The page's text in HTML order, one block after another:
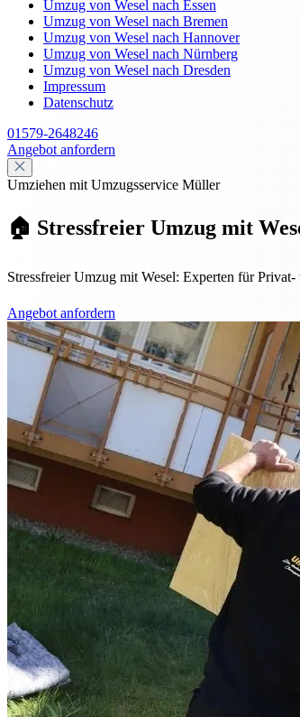
Umzug von Wesel nach Essen
Umzug von Wesel nach Bremen
Umzug von Wesel nach Hannover
Umzug von Wesel nach Nürnberg
Umzug von Wesel nach Dresden
Impressum
Datenschutz
01579-2648246
Angebot anfordern
Umziehen mit Umzugsservice Müller
🏠 Stressfreier Umzug mit
Stressfreier Umzug mit Wesel: Experten für
Angebot anfordern